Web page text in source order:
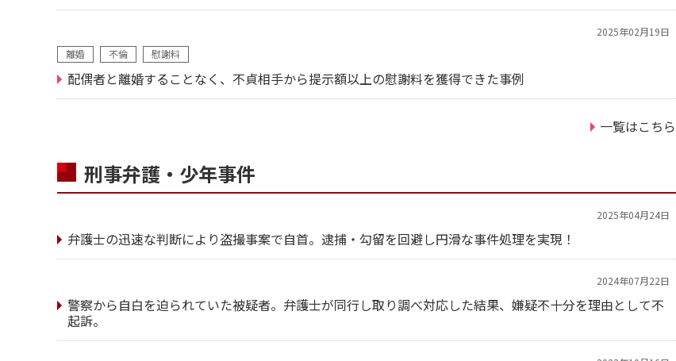
2025年02月19日
離婚
不倫 慰謝料
配偶者と離婚することなく、不貞相手から提示額以上の慰謝料を獲得できた事例
一覧はこちら
刑事弁護・少年事件
2025年04月24日
弁護士の迅速な判断により盗撮事案で自首。逮捕・勾留を回避し円滑な事件処理を実現！
2024年07月22日
警察から自白を迫られていた被疑者。弁護士が同行し取り調べ対応した結果、嫌疑不十分を理由として不
起訴。